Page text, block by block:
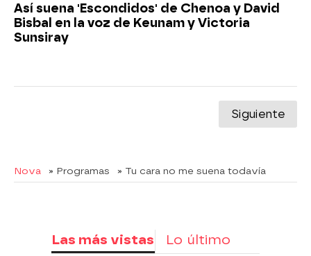
Así suena 'Escondidos' de Chenoa y David
Bisbal en la voz de Keunam y Victoria
Sunsiray
Siguiente
Nova » Programas » Tu cara no me suena todavía
Las más vistas Lo último